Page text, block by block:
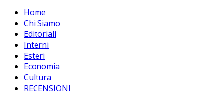
Home
Chi Siamo
Editoriali
Interni
Esteri
Economia
Cultura
RECENSIONI